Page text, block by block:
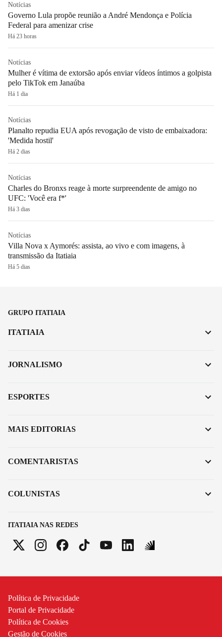
Notícias
Governo Lula propõe reunião a André Mendonça e Polícia
Federal para amenizar crise
Há 23 horas
Notícias
Mulher é vítima de extorsão após enviar vídeos íntimos a golpista
pelo TikTok em Janaúba
Há 1 dia
Notícias
Planalto repudia EUA após revogação de visto de embaixadora:
'Medida hostil'
Há 2 dias
Notícias
Charles do Bronxs reage à morte surpreendente de amigo no
UFC: 'Você era f*'
Há 3 dias
Notícias
Villa Nova x Aymorés: assista, ao vivo e com imagens, à
transmissão da Itatiaia
Há 5 dias
GRUPO ITATIAIA
ITATIAIA NAS REDES
ITATIAIA
JORNALISMO
ESPORTES
MAIS EDITORIAS
COMENTARISTAS
COLUNISTAS
Política de Privacidade
Portal de Privacidade
Política de Cookies
Gestão de Cookies